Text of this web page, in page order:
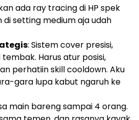
ada ray tracing di HP spek
di setting medium aja udah
: Sistem cover presisi,
Harus atur posisi,
perhatiin skill cooldown. Aku
gara lupa kabut ngaruh ke
main bareng sampai 4 orang.